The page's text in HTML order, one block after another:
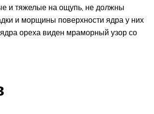
и тяжелые на ощупь, не должны
и морщины поверхности ядра у них
ореха виден мраморный узор со